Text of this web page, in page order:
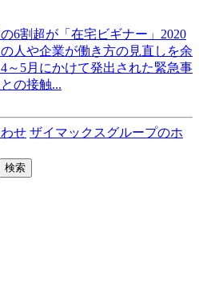
6割超が「在宅ビギナー」2020
人や企業が働き方の見直しを余
～5月にかけて発出された緊急事
の接触...
せ ザイマックスグループのホ
検索